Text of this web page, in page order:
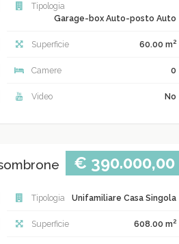
Tipologia
Garage-box Auto-posto Auto
Superficie 60.00 m2
Camere 0
Video No
€ 390.000,00
Tipologia Unifamiliare Casa Singola
Superficie 608.00 m2